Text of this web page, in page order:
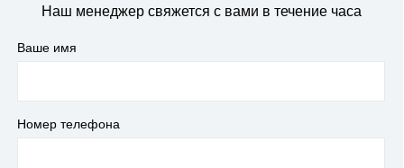
Наш менеджер свяжется с вами в течение часа
Ваше имя
Номер телефона